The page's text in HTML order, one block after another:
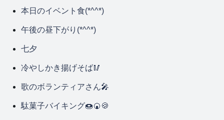
本日のイベント食(*^^*)
午後の昼下がり(*^^*)
七夕
冷やしかき揚げそば🥢
歌のボランティアさん🎤
駄菓子バイキング🍩🍘🍪